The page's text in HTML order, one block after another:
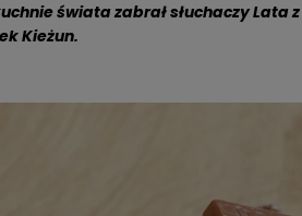
świata zabrał słuchaczy
Kieżun.